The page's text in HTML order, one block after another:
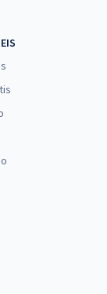
Distrito Federal